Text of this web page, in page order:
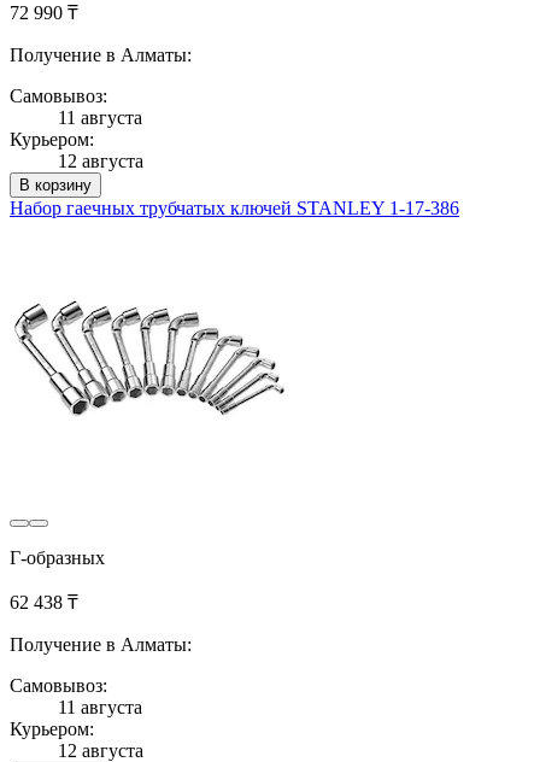
72 990 ₸
Получение в Алматы:
Самовывоз:
11 августа
Курьером:
12 августа
В корзину
Набор гаечных трубчатых ключей STANLEY 1-17-386
Г-образных
62 438 ₸
Получение в Алматы:
Самовывоз:
11 августа
Курьером:
12 августа